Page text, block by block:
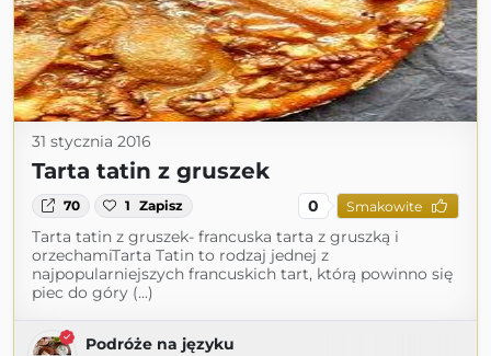
31 stycznia 2016
Tarta tatin z gruszek
70 1 Zapisz 0 Smakowite
Tarta tatin z gruszek- francuska tarta z gruszką i
orzechamiTarta Tatin to rodzaj jednej z
najpopularniejszych francuskich tart, którą powinno się
piec do góry (...)
Podróże na języku